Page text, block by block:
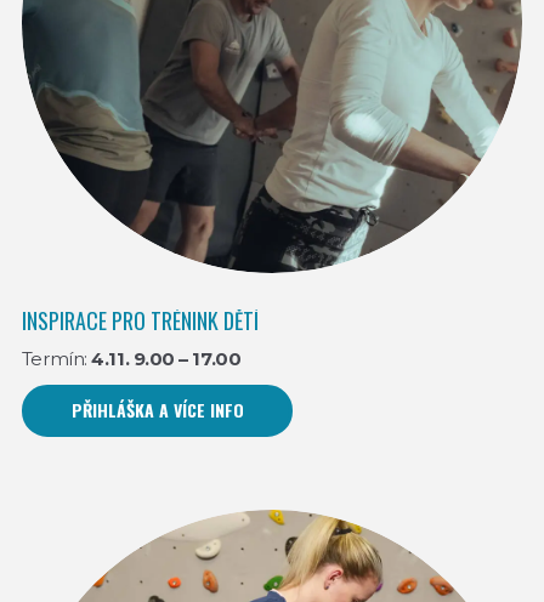
INSPIRACE PRO TRÉNINK DĚTÍ
Termín:4.11. 9.00 – 17.00
PŘIHLÁŠKA A VÍCE INFO